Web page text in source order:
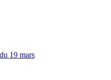
19 mars